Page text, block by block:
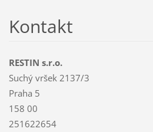
Kontakt
RESTIN s.r.o.
Suchý vršek 2137/3
Praha 5
158 00
251622654